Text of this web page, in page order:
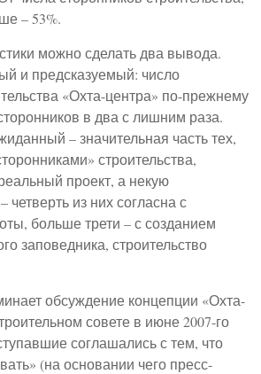
– 53%.
можно сделать два вывода.
и предсказуемый: число
«Охта-центра» по-прежнему
в два с лишним раза.
– значительная часть тех,
строительства,
проект, а некую
четверть из них согласна с
больше трети – с созданием
заповедника, строительство
обсуждение концепции «Охта-
совете в июне 2007-го
соглашались с тем, что
(на основании чего пресс-